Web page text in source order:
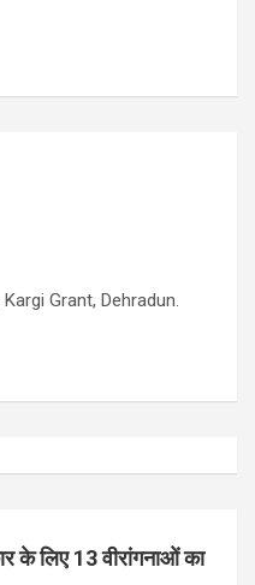
Grant, Dehradun.
के लिए 13 वीरांगनाओं का